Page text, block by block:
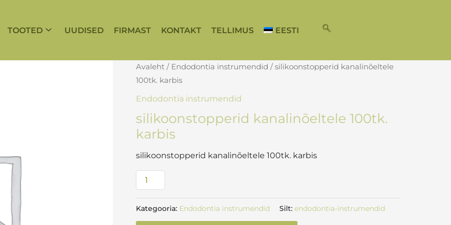
TOOTED UUDISED FIRMAST KONTAKT TELLIMUS EESTI
Avaleht/ Endodontia instrumendid / silikoonstopperid kanalinõeltele
100tk. karbis
Endodontia instrumendid
silikoonstopperid kanalinõeltele 100tk.
karbis
silikoonstopperid kanalinõeltele 100tk. karbis
silikoonstopperid
kanalinõeltele
100tk.
kogus
Kategooria: Endodontia instrumendid Silt: endodontia-instrumendid